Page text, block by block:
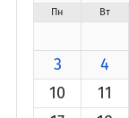
Пн Вт
3
4
10
11